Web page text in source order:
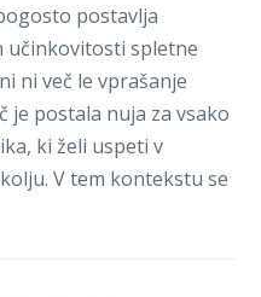
postavlja
učinkovitosti spletne
ni več le vprašanje
je postala nuja za vsako
ki želi uspeti v
V tem kontekstu se